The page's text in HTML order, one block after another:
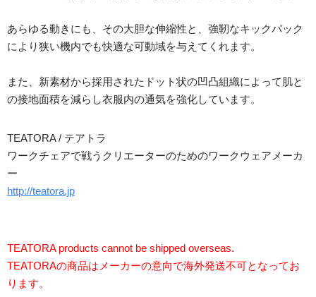
あらゆる動きにも、その大胆な伸縮性と、強靭なキックバック
により狭い機内でも快適な可動域を与えてくれます。
また、新素材から採用されたドット状の凹凸組織によって肌と
の接地面積を減らし衣服内の通気を強化しています。
TEATORA / テアトラ
ワークチェアで戦うクリエーターのためのワークウェアメーカ
ー
http://teatora.jp
TEATORA products cannot be shipped overseas.
TEATORAの商品はメーカーの意向で海外発送不可となってお
ります。